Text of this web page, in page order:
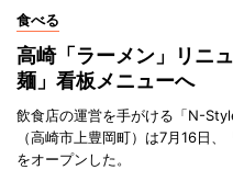
食べる
高崎「ラーメン」リニ
麺」看板メニューへ
飲食店の運営を手がける「N-
（高崎市上豊岡町）は7月16日
をオープンした。